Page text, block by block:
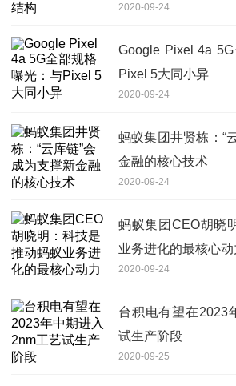
2020-09-24
Google Pixel 4a
Pixel 5大同小异
2020-09-24
蚂蚁集团井贤栋：“
金融的核心技术
2020-09-24
蚂蚁集团CEO胡晓
业务进化的最核心动
2020-09-24
台积电有望在2023
试生产阶段
2020-09-25